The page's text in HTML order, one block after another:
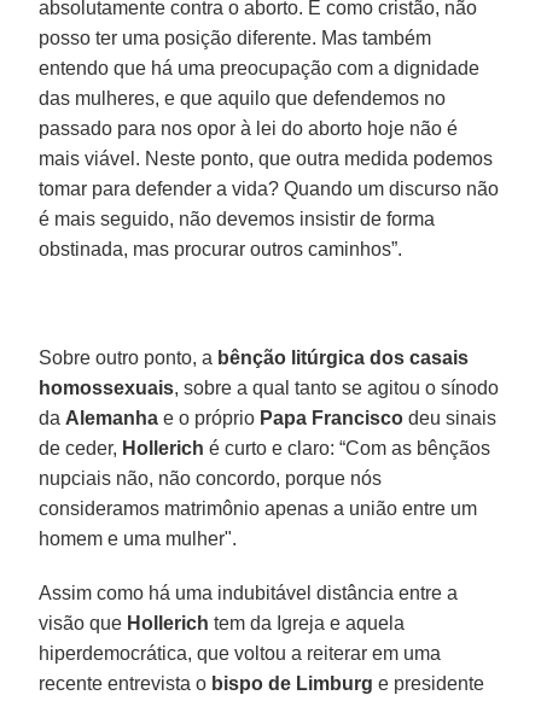
absolutamente contra o aborto. E como cristão, não
posso ter uma posição diferente. Mas também
entendo que há uma preocupação com a dignidade
das mulheres, e que aquilo que defendemos no
passado para nos opor à lei do aborto hoje não é
mais viável. Neste ponto, que outra medida podemos
tomar para defender a vida? Quando um discurso não
é mais seguido, não devemos insistir de forma
obstinada, mas procurar outros caminhos”.
Sobre outro ponto, a bênção litúrgica dos casais
homossexuais, sobre a qual tanto se agitou o sínodo
da Alemanha e o próprio Papa Francisco deu sinais
de ceder, Hollerich é curto e claro: “Com as bênçãos
nupciais não, não concordo, porque nós
consideramos matrimônio apenas a união entre um
homem e uma mulher".
Assim como há uma indubitável distância entre a
visão que Hollerich tem da Igreja e aquela
hiperdemocrática, que voltou a reiterar em uma
recente entrevista o bispo de Limburg e presidente